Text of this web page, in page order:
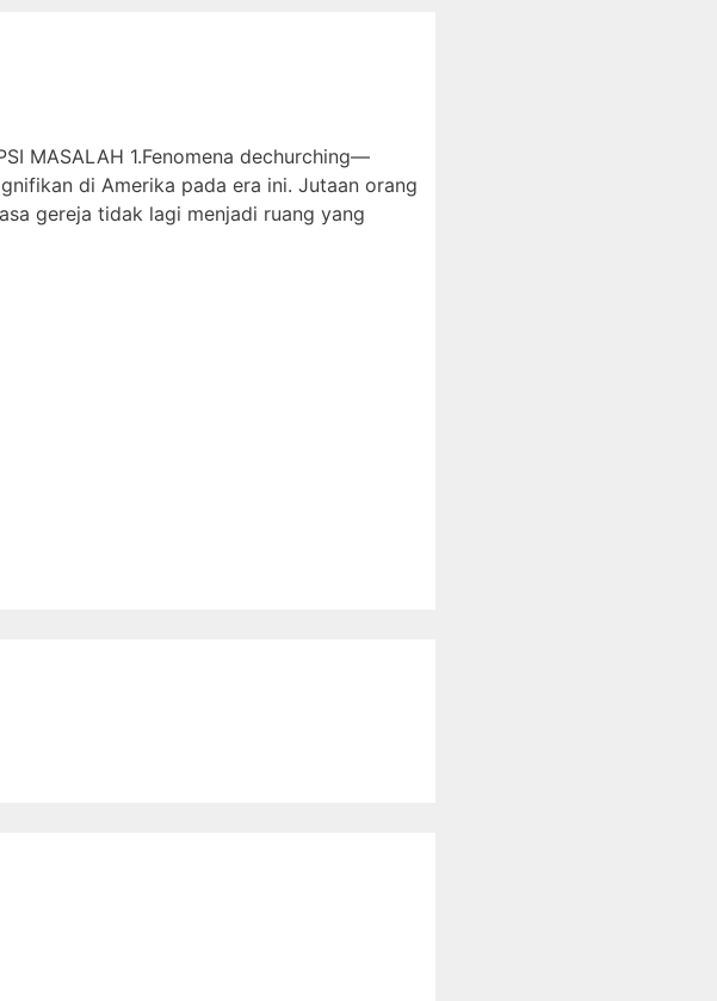
MASALAH 1.Fenomena dechurching—
di Amerika pada era ini. Jutaan orang
gereja tidak lagi menjadi ruang yang